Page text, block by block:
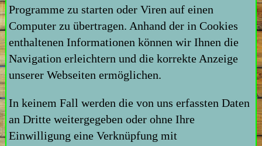
Programme zu starten oder Viren auf einen
Computer zu übertragen. Anhand der in Cookies
enthaltenen Informationen können wir Ihnen die
Navigation erleichtern und die korrekte Anzeige
unserer Webseiten ermöglichen.
In keinem Fall werden die von uns erfassten Daten
an Dritte weitergegeben oder ohne Ihre
Einwilligung eine Verknüpfung mit